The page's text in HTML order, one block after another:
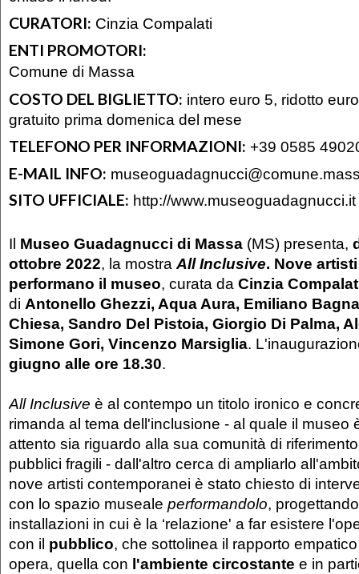
CURATORI: Cinzia Compalati
ENTI PROMOTORI:
Comune di Massa
COSTO DEL BIGLIETTO: intero euro 5, ridotto
gratuito prima domenica del mese
TELEFONO PER INFORMAZIONI: +39 0585
E-MAIL INFO:
SITO UFFICIALE: http://www.museoguadagnucci.it
Il Museo Guadagnucci di Massa (MS) presenta,
ottobre 2022, la mostra All Inclusive. Nove
performano il museo, curata da Cinzia
di Antonello Ghezzi, Aqua Aura, Emiliano
Chiesa, Sandro Del Pistoia, Giorgio Di Palma,
Simone Gori, Vincenzo Marsiglia.
giugno alle ore 18.30.
All Inclusive è al contempo un titolo ironico e
rimanda al tema dell'inclusione - al quale il museo
attento sia riguardo alla sua comunità di
pubblici fragili - dall'altro cerca di ampliarlo
nove artisti contemporanei è stato chiesto di
con lo spazio museale performandolo,
installazioni in cui è la ‘relazione' a far esistere
con il pubblico, che sottolinea il rapporto
opera, quella con l'ambiente circostante e in